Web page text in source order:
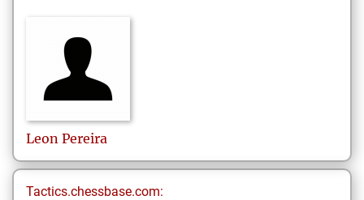
Leon Pereira
Tactics.chessbase.com: